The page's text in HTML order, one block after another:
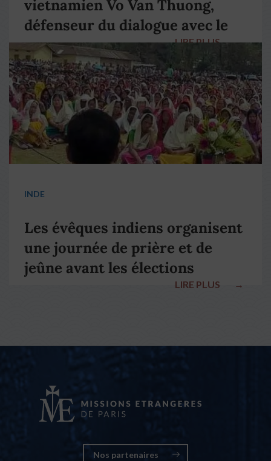
vietnamien Vo Van Thuong,
défenseur du dialogue avec le
pape François
LIRE PLUS →
INDE
Les évêques indiens organisent
une journée de prière et de
jeûne avant les élections
LIRE PLUS →
Nos partenaires